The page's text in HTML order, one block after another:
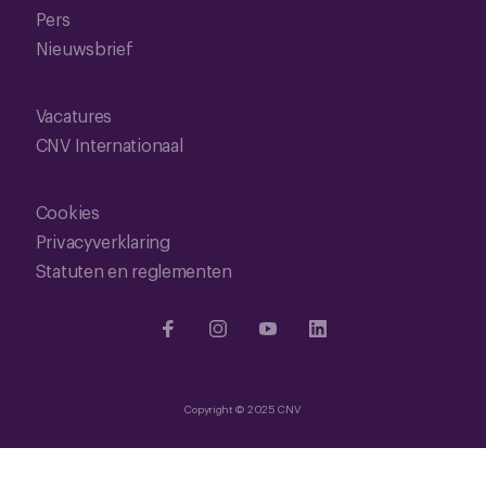
Pers
Nieuwsbrief
Vacatures
CNV Internationaal
Cookies
Privacyverklaring
Statuten en reglementen
Copyright © 2025 CNV